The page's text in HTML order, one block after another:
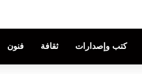
كتب وإصدارات ثقافة فنون